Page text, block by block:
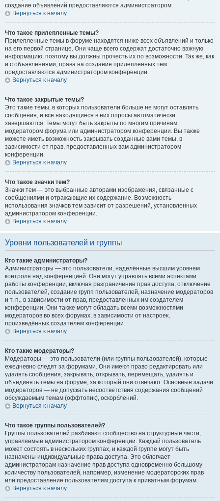
создание объявлений предоставляются администратором.
Вернуться к началу
Что такое прилепленные темы?
Прилепленные темы в форуме находятся ниже всех объявлений и только
на его первой странице. Они чаще всего содержат достаточно важную
информацию, поэтому вы должны прочесть их по возможности. Так же, как
и с объявлениями, права на создание прилепленных тем
предоставляются администратором конференции.
Вернуться к началу
Что такое закрытые темы?
Это такие темы, в которых пользователи больше не могут оставлять
сообщения, и все находящиеся в них опросы автоматически
завершаются. Темы могут быть закрыты по многим причинам
модератором форума или администратором конференции. Вы также
можете иметь возможность закрывать созданные вами темы, в
зависимости от прав, предоставленных вам администратором
конференции.
Вернуться к началу
Что такое значки тем?
Значки тем — это выбранные авторами изображения, связанные с
сообщениями и отражающие их содержание. Возможность
использования значков тем зависит от разрешений, установленных
администратором конференции.
Вернуться к началу
Уровни пользователей и группы
Кто такие администраторы?
Администраторы — это пользователи, наделённые высшим уровнем
контроля над конференцией. Они могут управлять всеми аспектами
работы конференции, включая разграничение прав доступа, отключение
пользователей, создание групп пользователей, назначение модераторов
и т. п., в зависимости от прав, предоставленных им создателем
конференции. Они также могут обладать всеми возможностями
модераторов во всех форумах, в зависимости от настроек,
произведённых создателем конференции.
Вернуться к началу
Кто такие модераторы?
Модераторы — это пользователи (или группы пользователей), которые
ежедневно следят за форумами. Они имеют право редактировать или
удалять сообщения, закрывать, открывать, перемещать, удалять и
объединять темы на форуме, за который они отвечают. Основные задачи
модераторов — не допускать несоответствия содержания сообщений
обсуждаемым темам (оффтопик), оскорблений.
Вернуться к началу
Что такое группы пользователей?
Группы пользователей разбивают сообщество на структурные части,
управляемые администратором конференции. Каждый пользователь
может состоять в нескольких группах, и каждой группе могут быть
назначены индивидуальные права доступа. Это облегчает
администраторам назначение прав доступа одновременно большому
количеству пользователей, например, изменение модераторских прав
или предоставление пользователям доступа к приватным форумам.
Вернуться к началу